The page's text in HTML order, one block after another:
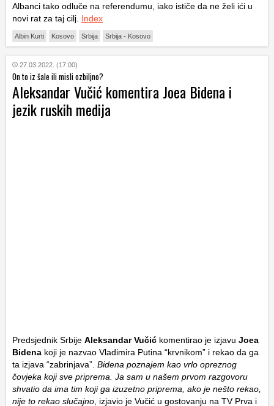
Albanci tako odluče na referendumu, iako ističe da ne želi ići u
novi rat za taj cilj. Index
Albin Kurti Kosovo Srbija Srbija - Kosovo
27.03.2022. (17:00)
On to iz šale ili misli ozbiljno?
Aleksandar Vučić komentira Joea Bidena i
jezik ruskih medija
Predsjednik Srbije Aleksandar Vučić komentirao je izjavu Joea
Bidena koji je nazvao Vladimira Putina “krvnikom” i rekao da ga
ta izjava “zabrinjava”. Bidena poznajem kao vrlo opreznog
čovjeka koji sve priprema. Ja sam u našem prvom razgovoru
shvatio da ima tim koji ga izuzetno priprema, ako je nešto rekao,
nije to rekao slučajno , izjavio je Vučić u gostovanju na TV Prva i